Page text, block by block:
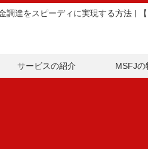
サービスの紹介 MSFJの